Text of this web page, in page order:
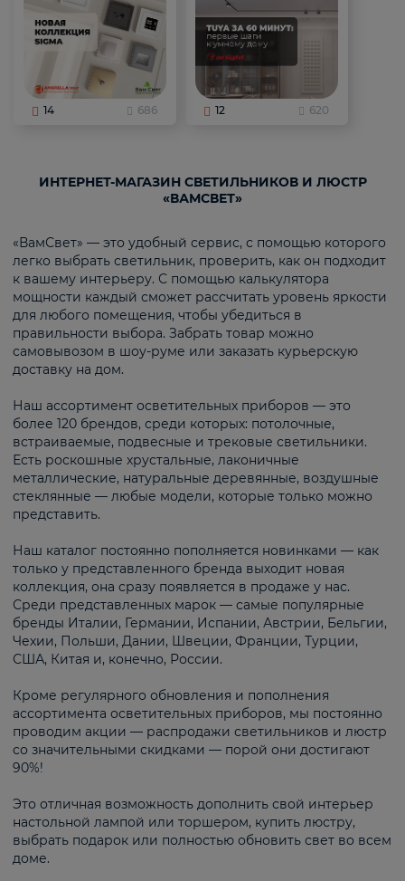
14 686 12 620
ИНТЕРНЕТ-МАГАЗИН СВЕТИЛЬНИКОВ И ЛЮСТР
«ВАМСВЕТ»
«ВамСвет» — это удобный сервис, с помощью которого
легко выбрать светильник, проверить, как он подходит
к вашему интерьеру. С помощью калькулятора
мощности каждый сможет рассчитать уровень яркости
для любого помещения, чтобы убедиться в
правильности выбора. Забрать товар можно
самовывозом в шоу-руме или заказать курьерскую
доставку на дом.
Наш ассортимент осветительных приборов — это
более 120 брендов, среди которых: потолочные,
встраиваемые, подвесные и трековые светильники.
Есть роскошные хрустальные, лаконичные
металлические, натуральные деревянные, воздушные
стеклянные — любые модели, которые только можно
представить.
Наш каталог постоянно пополняется новинками — как
только у представленного бренда выходит новая
коллекция, она сразу появляется в продаже у нас.
Среди представленных марок — самые популярные
бренды Италии, Германии, Испании, Австрии, Бельгии,
Чехии, Польши, Дании, Швеции, Франции, Турции,
США, Китая и, конечно, России.
Кроме регулярного обновления и пополнения
ассортимента осветительных приборов, мы постоянно
проводим акции — распродажи светильников и люстр
со значительными скидками — порой они достигают
90%!
Это отличная возможность дополнить свой интерьер
настольной лампой или торшером, купить люстру,
выбрать подарок или полностью обновить свет во всем
доме.